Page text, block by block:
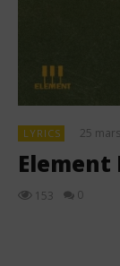
LYRICS 25
Element
153 0